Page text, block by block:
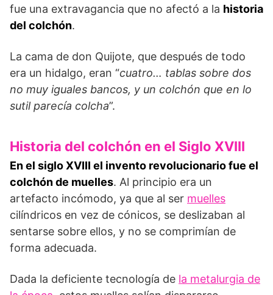
fue una extravagancia que no afectó a la historia
del colchón.
La cama de don Quijote, que después de todo
era un hidalgo, eran “cuatro… tablas sobre dos
no muy iguales bancos, y un colchón que en lo
sutil parecía colcha”.
Historia del colchón en el Siglo XVIII
En el siglo XVIII el invento revolucionario fue el
colchón de muelles. Al principio era un
artefacto incómodo, ya que al ser muelles
cilíndricos en vez de cónicos, se deslizaban al
sentarse sobre ellos, y no se comprimían de
forma adecuada.
Dada la deficiente tecnología de la metalurgia de